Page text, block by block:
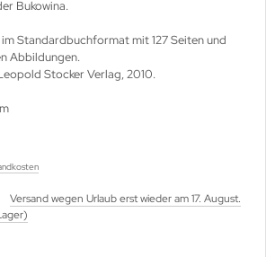
Bukowina.
Standardbuchformat mit 127 Seiten und
Abbildungen.
Stocker Verlag, 2010.
Versand wegen Urlaub erst wieder am 17. August.